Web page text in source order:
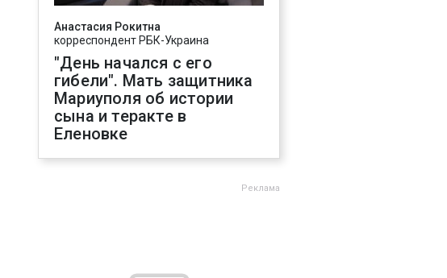
Анастасия Рокитна
корреспондент РБК-Украина
"День начался с его
гибели". Мать защитника
Мариуполя об истории
сына и теракте в
Еленовке